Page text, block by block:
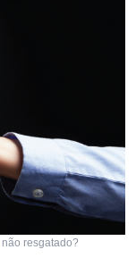
resgatado?